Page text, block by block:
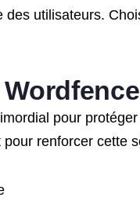
utilisateurs.
pour
renforcer cette